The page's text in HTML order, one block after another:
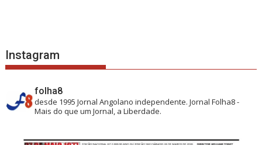
Instagram
folha8
desde 1995 Jornal Angolano independente.Jornal Folha8 -
Mais do que um Jornal, a Liberdade.